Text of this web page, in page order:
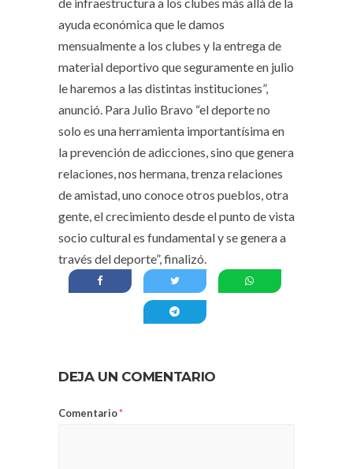
ayuda económica que le damos
mensualmente a los clubes y la entrega de
material deportivo que seguramente en julio
le haremos a las distintas instituciones”,
anunció. Para Julio Bravo “el deporte no
solo es una herramienta importantísima en
la prevención de adicciones, sino que genera
relaciones, nos hermana, trenza relaciones
de amistad, uno conoce otros pueblos, otra
gente, el crecimiento desde el punto de vista
socio cultural es fundamental y se genera a
través del deporte”, finalizó.
DEJA UN COMENTARIO
Comentario*